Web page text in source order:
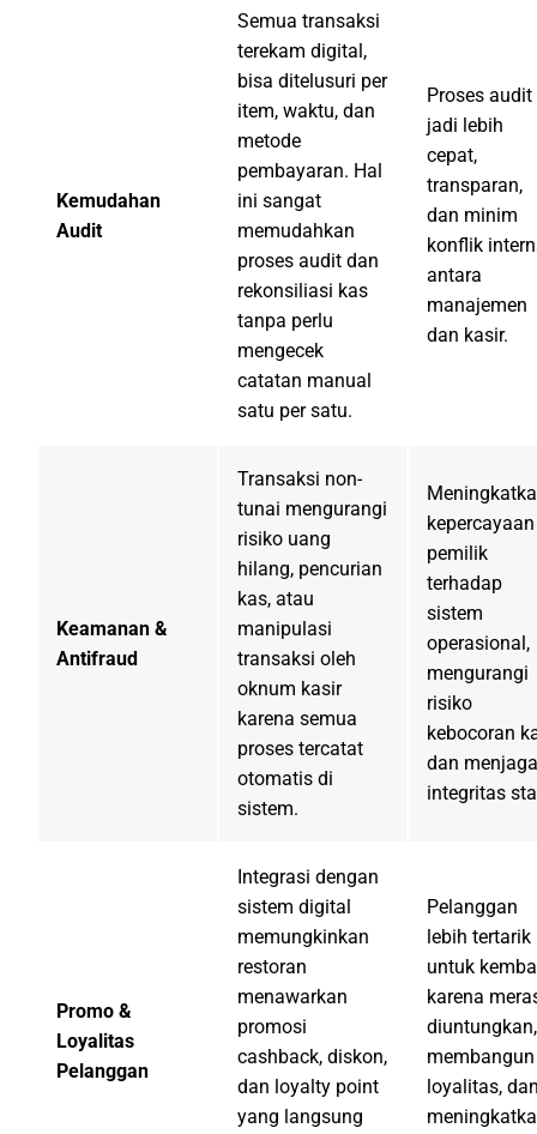
Kemudahan
Audit
Semua transaksi
terekam digital,
bisa ditelusuri per
item, waktu, dan
metode
pembayaran. Hal
ini sangat
memudahkan
proses audit dan
rekonsiliasi kas
tanpa perlu
mengecek
catatan manual
satu per satu.
Proses audit
jadi lebih
cepat,
transparan,
dan minim
konflik
antara
manajemen
dan kasir.
Keamanan &
Antifraud
Transaksi non-
tunai mengurangi
risiko uang
hilang, pencurian
kas, atau
manipulasi
transaksi oleh
oknum kasir
karena semua
proses tercatat
otomatis di
sistem.
kepercayaan
pemilik
terhadap
sistem
operasional,
mengurangi
risiko
kebocoran
dan menjaga
integritas
Promo &
Loyalitas
Pelanggan
Integrasi dengan
sistem digital
memungkinkan
restoran
menawarkan
promosi
cashback, diskon,
dan loyalty point
yang langsung
Pelanggan
lebih tertarik
untuk
karena
diuntungkan,
membangun
loyalitas,